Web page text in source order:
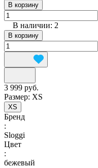
В корзину
В наличии: 2
В корзину
3 999 руб.
Размер: XS
XS
Бренд
:
Sloggi
Цвет
:
бежевый